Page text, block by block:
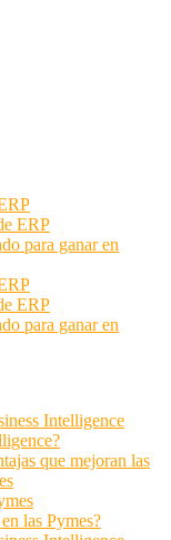
ERP
para ganar en
ERP
para ganar en
Intelligence
que mejoran las
las Pymes?